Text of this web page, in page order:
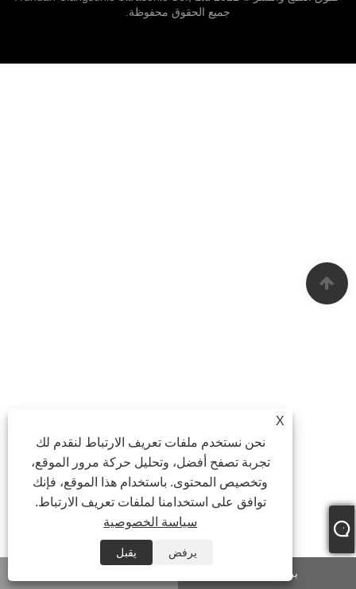
X
نحن نستخدم ملفات تعريف الارتباط لنقدم لك
تجربة تصفح أفضل، وتحليل حركة مرور الموقع،
وتخصيص المحتوى. باستخدام هذا الموقع، فإنك
توافق على استخدامنا لملفات تعريف الارتباط.
سياسة الخصوصية
يرفض
يقبل
بريد إلكتروني
جميع الحقوق محفوظة.